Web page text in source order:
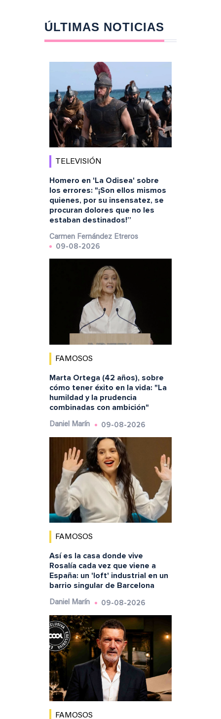
ÚLTIMAS NOTICIAS
TELEVISIÓN
Homero en 'La Odisea' sobre
los errores: "¡Son ellos mismos
quienes, por su insensatez, se
procuran dolores que no les
estaban destinados!”
Carmen Fernández Etreros
09-08-2026
FAMOSOS
Marta Ortega (42 años), sobre
cómo tener éxito en la vida: "La
humildad y la prudencia
combinadas con ambición"
Daniel Marín 09-08-2026
FAMOSOS
Así es la casa donde vive
Rosalía cada vez que viene a
España: un 'loft' industrial en un
barrio singular de Barcelona
Daniel Marín 09-08-2026
FAMOSOS